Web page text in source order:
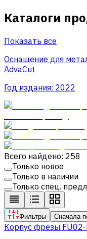
Каталоги
Показать все
Оснащение для
AdvaCut
Год издания: 2022
Всего найдено: 258
Только новое
Только в наличии
Только спец.
Фильтры Сначала
Корпус фрезы